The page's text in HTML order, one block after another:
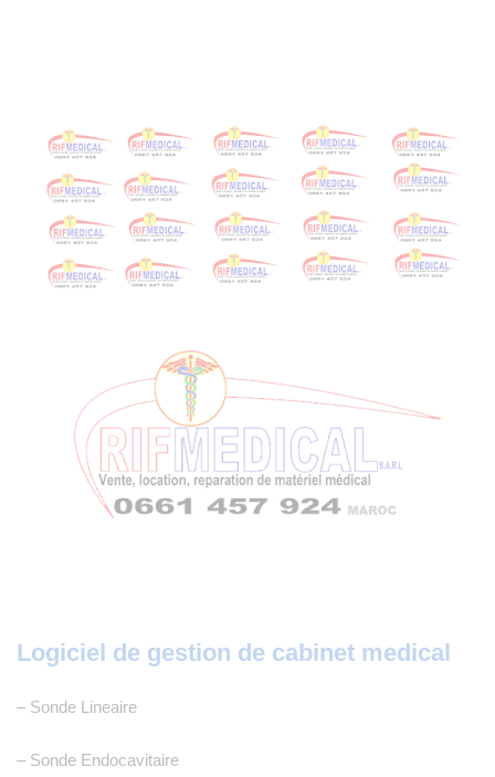
Logiciel de gestion de cabinet medical
– Sonde Lineaire
– Sonde Endocavitaire